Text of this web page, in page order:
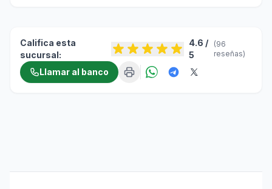
Califica esta
sucursal:
4.6 /
5
(96
reseñas)
Llamar al banco